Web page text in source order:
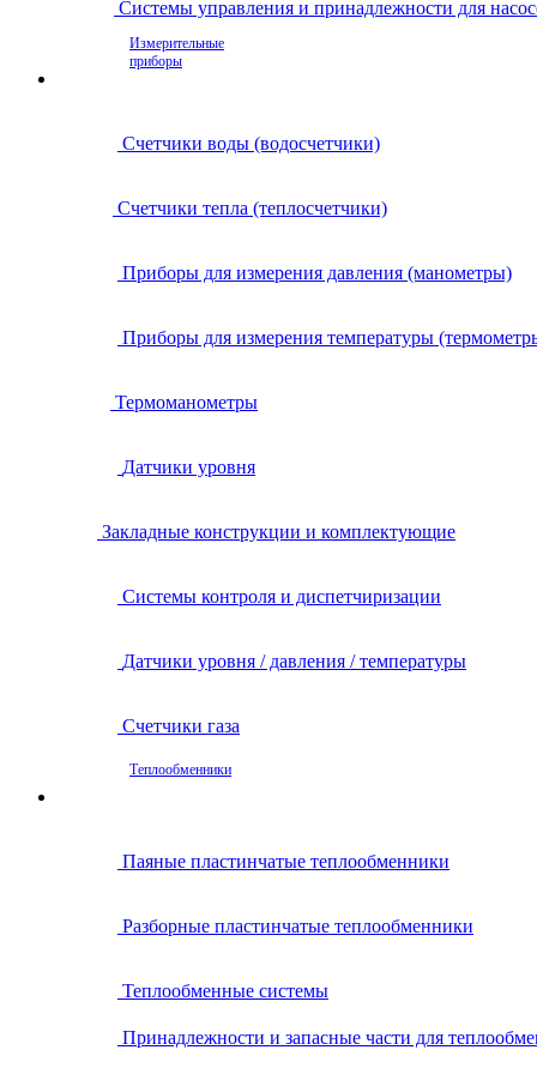
Системы управления и принадлежности для
Измерительные
приборы
Счетчики воды (водосчетчики)
Счетчики тепла (теплосчетчики)
Приборы для измерения давления (манометры)
Приборы для измерения температуры
Термоманометры
Датчики уровня
Закладные конструкции и комплектующие
Системы контроля и диспетчиризации
Датчики уровня / давления / температуры
Счетчики газа
Теплообменники
Паяные пластинчатые теплообменники
Разборные пластинчатые теплообменники
Теплообменные системы
Принадлежности и запасные части для